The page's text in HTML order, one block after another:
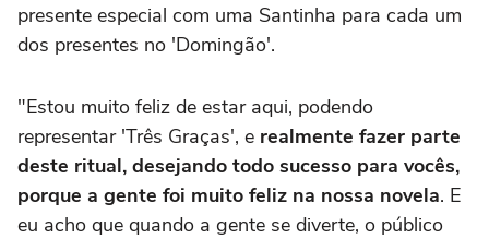
presente especial com uma Santinha para cada um
dos presentes no 'Domingão'.
"Estou muito feliz de estar aqui, podendo
representar 'Três Graças', e realmente fazer parte
deste ritual, desejando todo sucesso para vocês,
porque a gente foi muito feliz na nossa novela. E
eu acho que quando a gente se diverte, o público